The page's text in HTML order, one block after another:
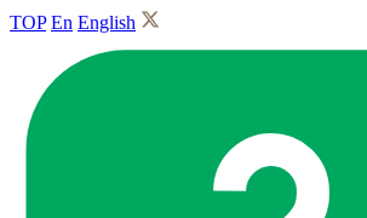
TOP En English